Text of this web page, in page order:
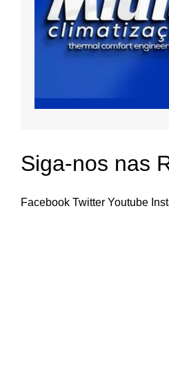
Siga-nos nas
Facebook Twitter Youtube